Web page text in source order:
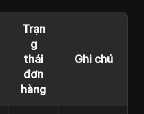
Trạn
g
thái
đơn
hàng
Ghi chú